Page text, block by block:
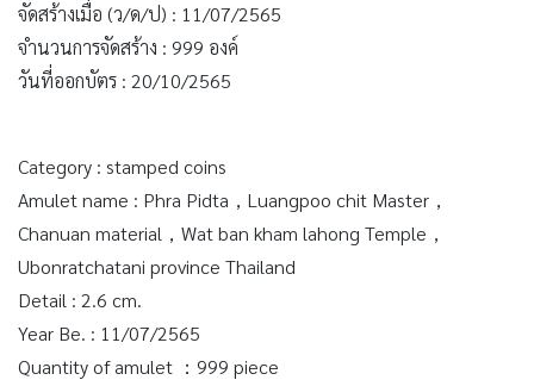
จัดสร้างเมื่อ (ว/ด/ป) : 11/07/2565
จำนวนการจัดสร้าง : 999 องค์
วันที่ออกบัตร : 20/10/2565
Category : stamped coins
Amulet name : Phra Pidta，Luangpoo chit Master，
Chanuan material，Wat ban kham lahong Temple，
Ubonratchatani province Thailand
Detail : 2.6 cm.
Year Be. : 11/07/2565
Quantity of amulet ：999 piece